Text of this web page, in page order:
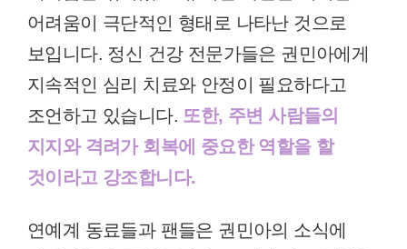
어려움이 극단적인 형태로 나타난 것으로
보입니다. 정신 건강 전문가들은 권민아에게
지속적인 심리 치료와 안정이 필요하다고
조언하고 있습니다. 또한, 주변 사람들의
지지와 격려가 회복에 중요한 역할을 할
것이라고 강조합니다.
연예계 동료들과 팬들은 권민아의 소식에